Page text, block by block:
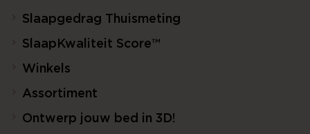
Slaapgedrag Thuismeting
SlaapKwaliteit Score™
Winkels
Assortiment
Ontwerp jouw bed in 3D!